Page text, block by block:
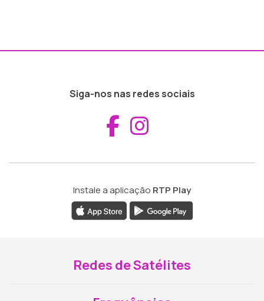
Siga-nos nas redes sociais
Aceder ao
Instale a aplicação RTP Play
Redes de Satélites